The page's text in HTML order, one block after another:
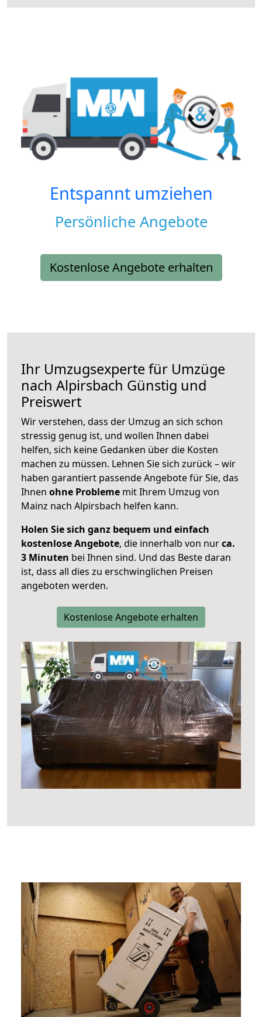
Entspannt umziehen
Persönliche Angebote
Kostenlose Angebote erhalten
Ihr Umzugsexperte für Umzüge
nach Alpirsbach Günstig und
Preiswert
Wir verstehen, dass der Umzug an sich schon
stressig genug ist, und wollen Ihnen dabei
helfen, sich keine Gedanken über die Kosten
machen zu müssen. Lehnen Sie sich zurück – wir
haben garantiert passende Angebote für Sie, das
Ihnen ohne Probleme mit Ihrem Umzug von
Mainz nach Alpirsbach helfen kann.
Holen Sie sich ganz bequem und einfach
kostenlose Angebote, die innerhalb von nurca.
3 Minuten bei Ihnen sind. Und das Beste daran
ist, dass all dies zu erschwinglichen Preisen
angeboten werden.
Kostenlose Angebote erhalten